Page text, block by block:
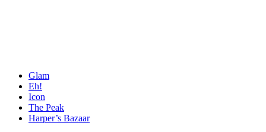
Glam
Eh!
Icon
The Peak
Harper’s Bazaar